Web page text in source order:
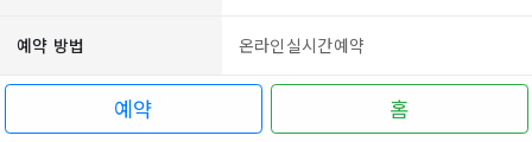
예약 방법 온라인실시간예약
예약 홈